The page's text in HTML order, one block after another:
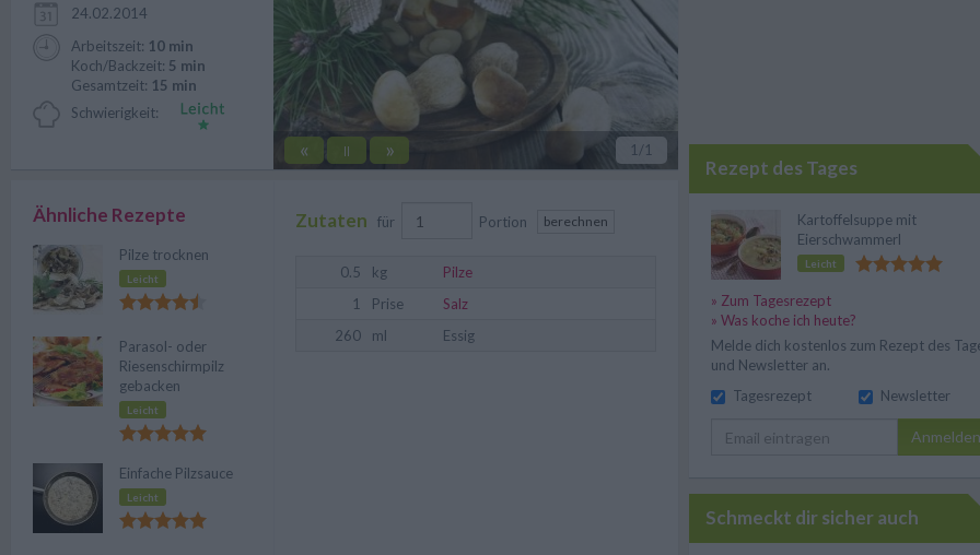
« || » 1 /1
24.02.2014
Arbeitszeit: 10 min
Koch/Backzeit: 5 min
Gesamtzeit: 15 min
Schwierigkeit:
Zutaten für Portion berechnen
0.5 kg
Pilze
1
Prise
Salz
260
ml Essig
Ähnliche Rezepte
Pilze trocknen
Leicht
Parasol- oder
Riesenschirmpilz
gebacken
Leicht
Einfache Pilzsauce
Leicht
Rezept des Tages
Kartoffelsuppe mit
Eierschwammerl
Leicht
» Zum Tagesrezept
» Was koche ich heute?
Melde dich kostenlos zum Rezept des
und Newsletter an.
Tagesrezept
Newsletter
Anmelden
Schmeckt dir sicher auch